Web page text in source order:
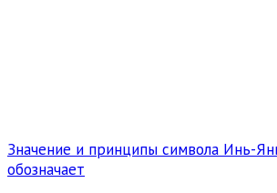
Значение и принципы символа Инь-
обозначает